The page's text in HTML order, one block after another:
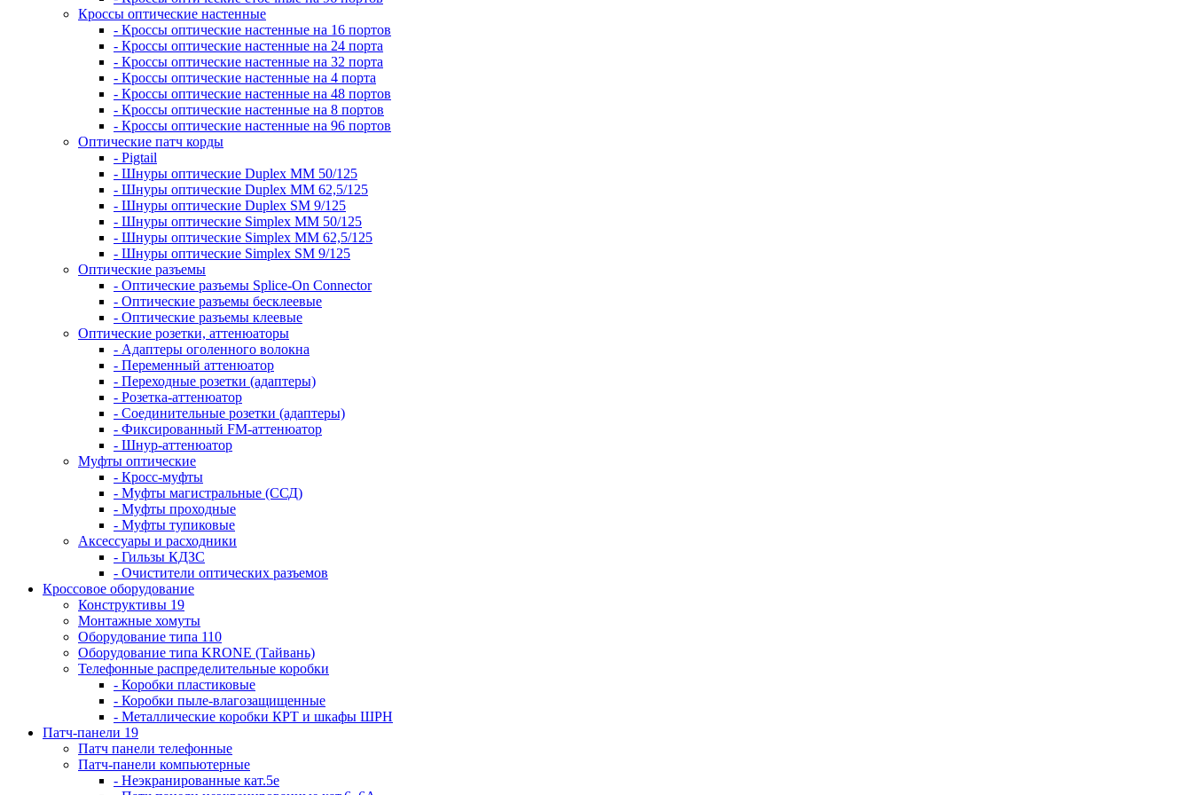
Кроссы оптические настенные
- Кроссы оптические настенные на 16 портов
- Кроссы оптические настенные на 24 порта
- Кроссы оптические настенные на 32 порта
- Кроссы оптические настенные на 4 порта
- Кроссы оптические настенные на 48 портов
- Кроссы оптические настенные на 8 портов
- Кроссы оптические настенные на 96 портов
Оптические патч корды
- Pigtail
- Шнуры оптические Duplex MM 50/125
- Шнуры оптические Duplex MM 62,5/125
- Шнуры оптические Duplex SM 9/125
- Шнуры оптические Simplex MM 50/125
- Шнуры оптические Simplex MM 62,5/125
- Шнуры оптические Simplex SM 9/125
Оптические разъемы
- Оптические разъемы Splice-On Connector
- Оптические разъемы бесклеевые
- Оптические разъемы клеевые
Оптические розетки, аттенюаторы
- Адаптеры оголенного волокна
- Переменный аттенюатор
- Переходные розетки (адаптеры)
- Розетка-аттенюатор
- Соединительные розетки (адаптеры)
- Фиксированный FM-аттенюатор
- Шнур-аттенюатор
Муфты оптические
- Кросс-муфты
- Муфты магистральные (ССД)
- Муфты проходные
- Муфты тупиковые
Аксессуары и расходники
- Гильзы КДЗС
- Очистители оптических разъемов
Кроссовое оборудование
Конструктивы 19
Монтажные хомуты
Оборудование типа 110
Оборудование типа KRONE (Тайвань)
Телефонные распределительные коробки
- Коробки пластиковые
- Коробки пыле-влагозащищенные
- Металлические коробки КРТ и шкафы ШРН
Патч-панели 19
Патч панели телефонные
Патч-панели компьютерные
- Неэкранированные кат.5е